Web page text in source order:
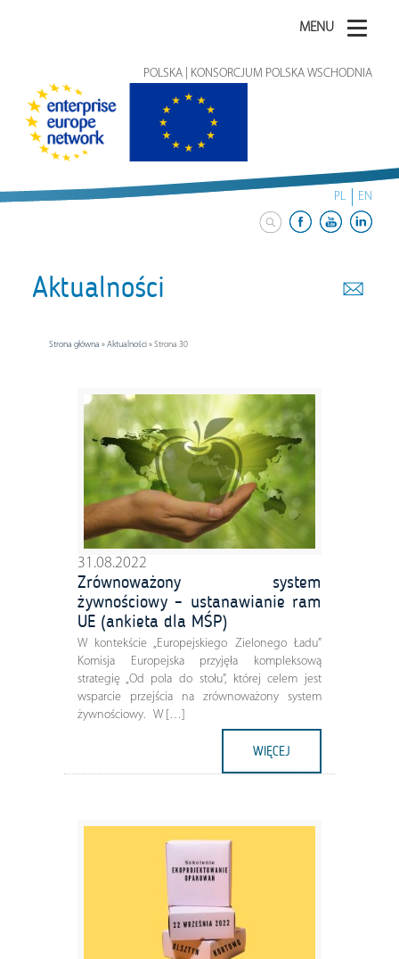
MENU
POLSKA | KONSORCJUM POLSKA WSCHODNIA
PL EN
Aktualności
Strona główna »Aktualności»Strona 30
31.08.2022
Zrównoważony system
żywnościowy – ustanawianie ram
UE (ankieta dla MŚP)
W kontekście „Europejskiego Zielonego Ładu”
Komisja Europejska przyjęła kompleksową
strategię „Od pola do stołu”, której celem jest
wsparcie przejścia na zrównoważony system
żywnościowy. W […]
WIĘCEJ